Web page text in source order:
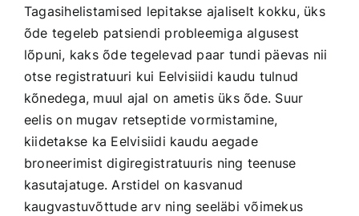
Tagasihelistamised lepitakse ajaliselt kokku, üks
õde tegeleb patsiendi probleemiga algusest
lõpuni, kaks õde tegelevad paar tundi päevas nii
otse registratuuri kui Eelvisiidi kaudu tulnud
kõnedega, muul ajal on ametis üks õde. Suur
eelis on mugav retseptide vormistamine,
kiidetakse ka Eelvisiidi kaudu aegade
broneerimist digiregistratuuris ning teenuse
kasutajatuge. Arstidel on kasvanud
kaugvastuvõttude arv ning seeläbi võimekus